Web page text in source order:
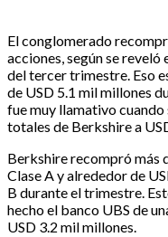
El conglomerado
acciones, según se reveló
del tercer trimestre. Eso
de USD 5.1 mil millones
fue muy llamativo cuando
totales de Berkshire a
Berkshire recompró más
Clase A y alrededor de
B durante el trimestre.
hecho el banco UBS de
USD 3.2 mil millones.